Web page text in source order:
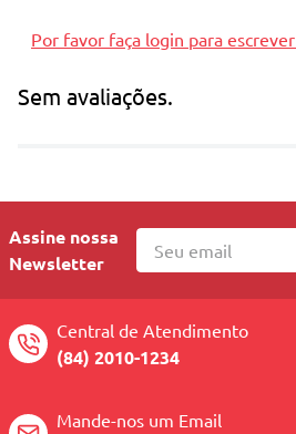
Peso (kg): 1,108
Por favor faça login para
Sem avaliações.
Assine nossa
Newsletter
Central de Atendimento
(84) 2010-1234
Mande-nos um Email